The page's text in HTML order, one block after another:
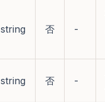
string 否 -
string 否 -